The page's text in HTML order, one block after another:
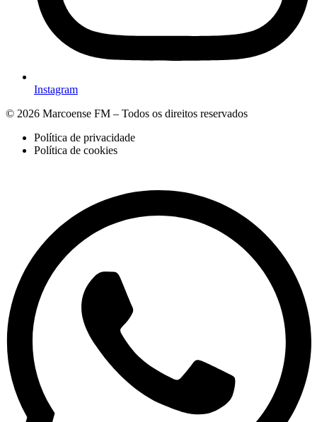
Instagram
© 2026 Marcoense FM – Todos os direitos reservados
Política de privacidade
Política de cookies